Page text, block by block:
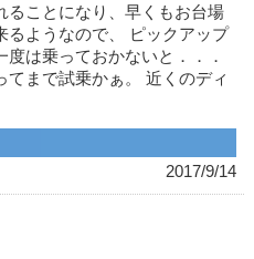
ることになり、早くもお台場
るようなので、 ピックアップ
は乗っておかないと．．．
てまで試乗かぁ。 近くのディ
2017/9/14